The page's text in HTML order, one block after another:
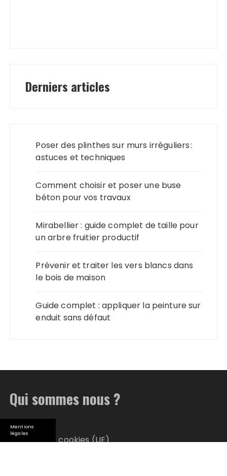
Mentions
légales
Derniers articles
Poser des plinthes sur murs irréguliers :
astuces et techniques
Comment choisir et poser une buse
béton pour vos travaux
Mirabellier : guide complet de taille pour
un arbre fruitier productif
Prévenir et traiter les vers blancs dans
le bois de maison
Guide complet : appliquer la peinture sur
enduit sans défaut
Qui sommes nous ?
Plan du site
Politique de cookies (UE)